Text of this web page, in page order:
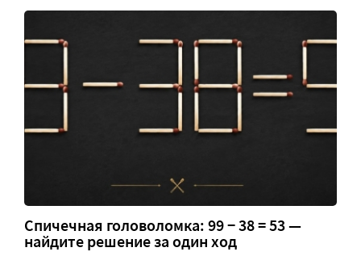
Спичечная головоломка: 99 − 38 = 53 —
найдите решение за один ход